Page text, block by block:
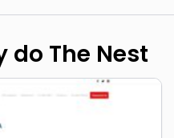
do The Nest